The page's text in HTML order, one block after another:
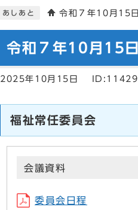
あしあと 令和７年10月15日
令和７年10月15日
2025年10月15日 ID:11429
福祉常任委員会
会議資料
委員会日程